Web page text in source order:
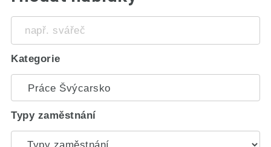
svářeč
Kategorie
Typy zaměstnání